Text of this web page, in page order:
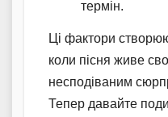
термін.
Ці фактори
коли пісня живе
несподіваним
Тепер давайте